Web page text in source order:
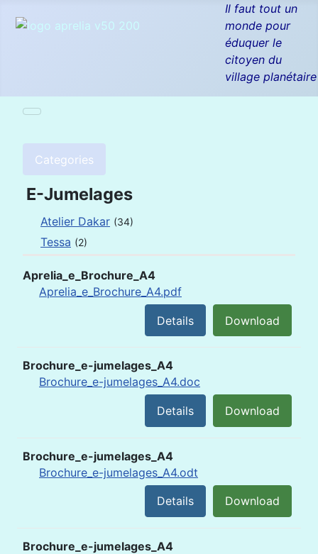
Il faut tout un
monde pour
éduquer le
citoyen du
village planétaire
Categories
E-Jumelages
Atelier Dakar (34)
Tessa (2)
Aprelia_e_Brochure_A4
Aprelia_e_Brochure_A4.pdf
Download
Details
Brochure_e-jumelages_A4
Brochure_e-jumelages_A4.doc
Download
Details
Brochure_e-jumelages_A4
Brochure_e-jumelages_A4.odt
Download
Details
Brochure_e-jumelages_A4